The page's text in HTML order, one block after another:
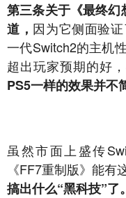
第三条关于《最终
道， 因为它侧面验
一代Switch2的主机
超出玩家预期的好，
PS5一样的效果并不
虽然市面上盛传
《FF7重制版》能有
搞出什么“黑科技”了。